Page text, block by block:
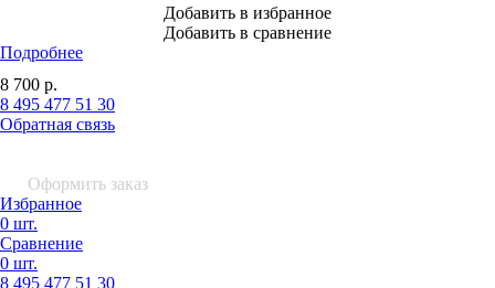
Добавить в избранное
Добавить в сравнение
Подробнее
8 700 р.
8 495 477 51 30
Обратная связь
Оформить заказ
Избранное
0 шт.
Сравнение
0 шт.
8 495 477 51 30